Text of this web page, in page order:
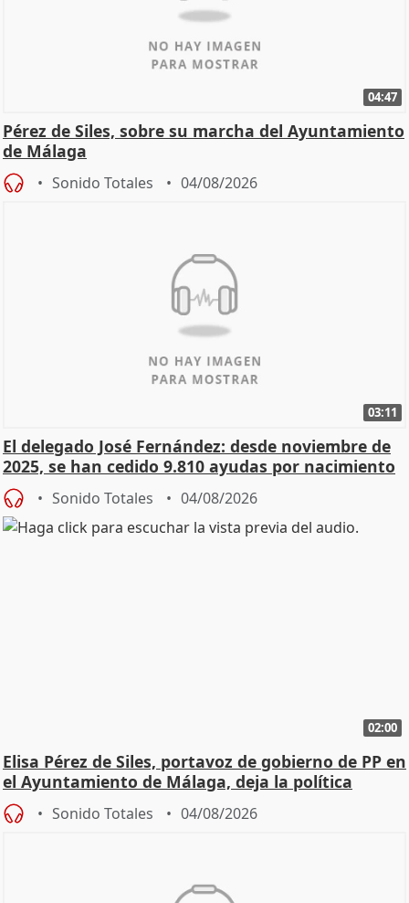
04:47
Pérez de Siles, sobre su marcha del Ayuntamiento
de Málaga
Sonido Totales 04/08/2026
03:11
El delegado José Fernández: desde noviembre de
2025, se han cedido 9.810 ayudas por nacimiento
Sonido Totales 04/08/2026
02:00
Elisa Pérez de Siles, portavoz de gobierno de PP en
el Ayuntamiento de Málaga, deja la política
Sonido Totales 04/08/2026